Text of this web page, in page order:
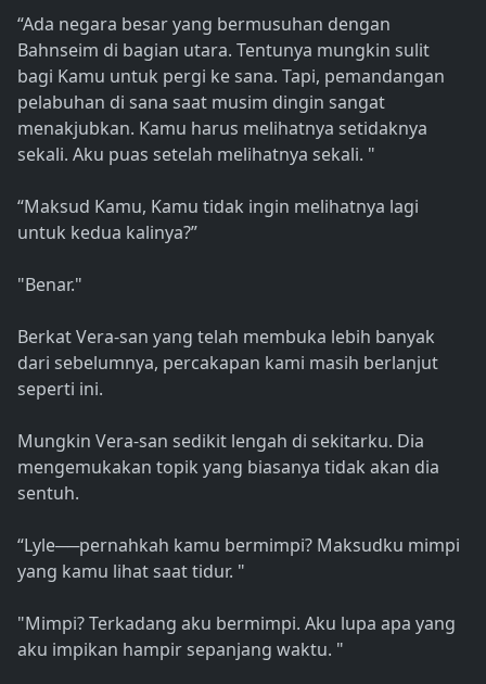
“Ada negara besar yang bermusuhan dengan
Bahnseim di bagian utara. Tentunya mungkin sulit
bagi Kamu untuk pergi ke sana. Tapi, pemandangan
pelabuhan di sana saat musim dingin sangat
menakjubkan. Kamu harus melihatnya setidaknya
sekali. Aku puas setelah melihatnya sekali. "
“Maksud Kamu, Kamu tidak ingin melihatnya lagi
untuk kedua kalinya?”
"Benar."
Berkat Vera-san yang telah membuka lebih banyak
dari sebelumnya, percakapan kami masih berlanjut
seperti ini.
Mungkin Vera-san sedikit lengah di sekitarku. Dia
mengemukakan topik yang biasanya tidak akan dia
sentuh.
“Lyle──pernahkah kamu bermimpi? Maksudku mimpi
yang kamu lihat saat tidur. "
"Mimpi? Terkadang aku bermimpi. Aku lupa apa yang
aku impikan hampir sepanjang waktu. "